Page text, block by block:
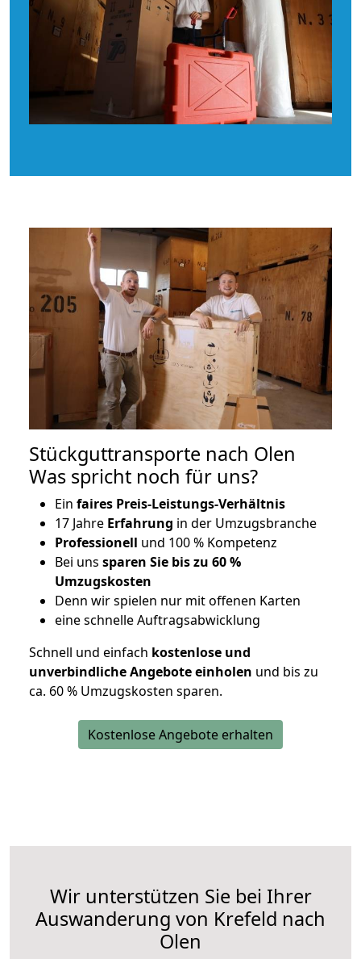
Stückguttransporte nach Olen
Was spricht noch für uns?
Ein faires Preis-Leistungs-Verhältnis
17 Jahre Erfahrung in der Umzugsbranche
Professionell und 100 % Kompetenz
Bei uns sparen Sie bis zu 60 %
Umzugskosten
Denn wir spielen nur mit offenen Karten
eine schnelle Auftragsabwicklung
Schnell und einfach kostenlose und
unverbindliche Angebote einholen und bis zu
ca. 60 % Umzugskosten sparen.
Kostenlose Angebote erhalten
Wir unterstützen Sie bei Ihrer
Auswanderung von Krefeld nach
Olen